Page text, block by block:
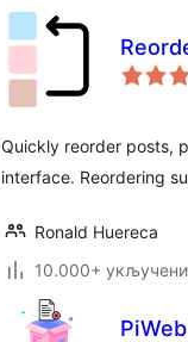
Quickly reorder posts,
interface. Reordering
Ronald Huereca
10.000+